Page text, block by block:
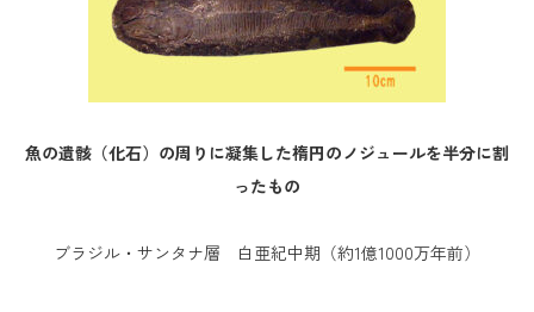
魚の遺骸（化石）の周りに凝集した楕円のノジュールを半分に割
ったもの
ブラジル・サンタナ層 白亜紀中期（約1億1000万年前）